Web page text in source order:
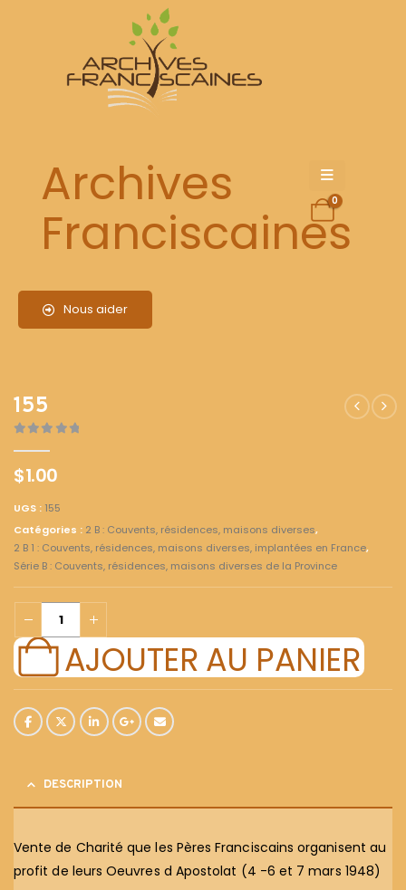
Archives
Franciscaines
Nous aider
0
155
$1.00
UGS : 155
Catégories : 2 B : Couvents, résidences, maisons diverses,
2 B 1 : Couvents, résidences, maisons diverses, implantées en France,
Série B : Couvents, résidences, maisons diverses de la Province
AJOUTER AU PANIER
DESCRIPTION
Vente de Charité que les Pères Franciscains organisent au
profit de leurs Oeuvres d Apostolat (4 -6 et 7 mars 1948)